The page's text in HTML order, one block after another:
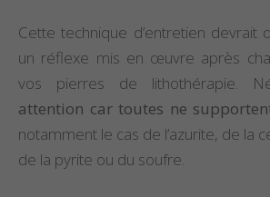
Cette technique d’entretien devrait
un réflexe mis en œuvre après
vos pierres de lithothérapie.
attention car toutes ne
notamment le cas de l’azurite, de la
de la pyrite ou du soufre.